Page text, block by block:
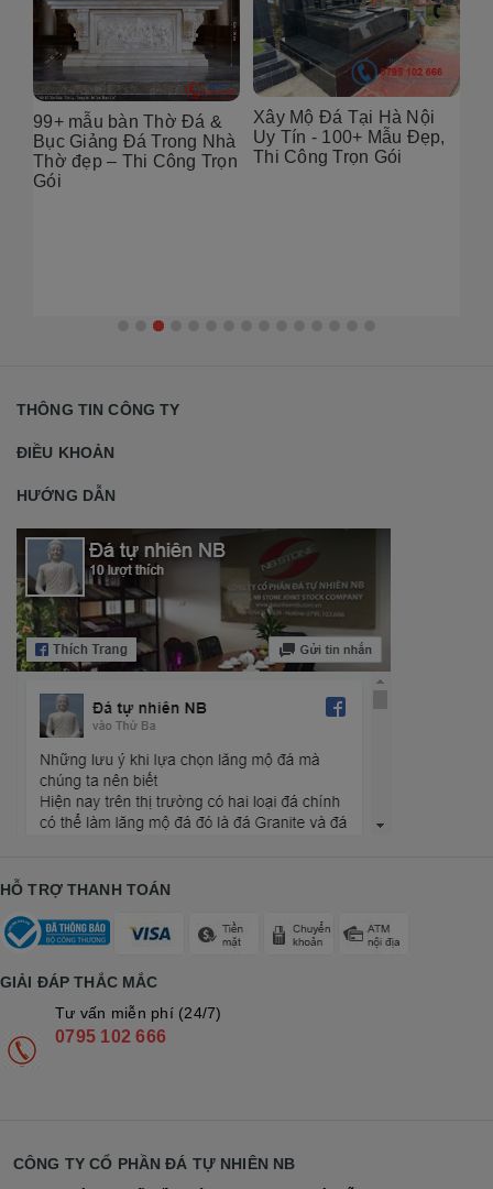
99+ mẫu bàn Thờ Đá &
Bục Giảng Đá Trong Nhà
Thờ đẹp – Thi Công Trọn
Gói
Xây Mộ Đá Tại Hà Nội
Uy Tín - 100+ Mẫu Đẹp,
Thi Công Trọn Gói
THÔNG TIN CÔNG TY
ĐIỀU KHOẢN
HƯỚNG DẪN
HỖ TRỢ THANH TOÁN
GIẢI ĐÁP THẮC MẮC
Tư vấn miễn phí (24/7)
0795 102 666
CÔNG TY CỔ PHẦN ĐÁ TỰ NHIÊN NB